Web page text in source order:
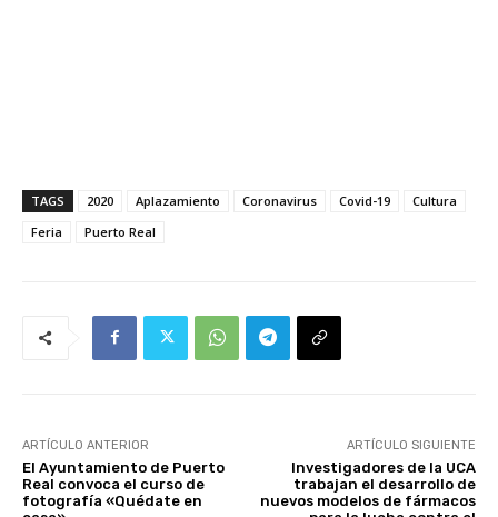
TAGS 2020 Aplazamiento Coronavirus Covid-19
Cultura
Feria
Puerto Real
ARTÍCULO ANTERIOR
El Ayuntamiento de Puerto
Real convoca el curso de
fotografía «Quédate en
ARTÍCULO SIGUIENTE
Investigadores de la UCA
trabajan el desarrollo de
nuevos modelos de fármacos